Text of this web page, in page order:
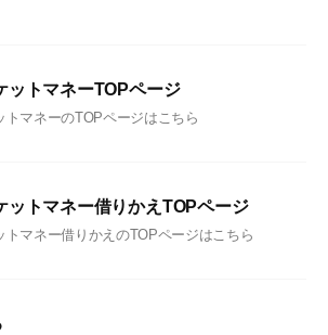
ットマネーTOPページ
トマネーのTOPページはこちら
ットマネー借りかえTOPページ
トマネー借りかえのTOPページはこちら